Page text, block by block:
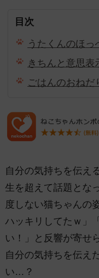
目次
うたくんのほっ
きちんと意思表
ごはんのおねだ
自分の気持ちを伝え
生を超えて話題とな
度しない猫ちゃんの
ハッキリしてたｗ」
い！」と反響が寄せ
自分の気持ちを伝え
い…？